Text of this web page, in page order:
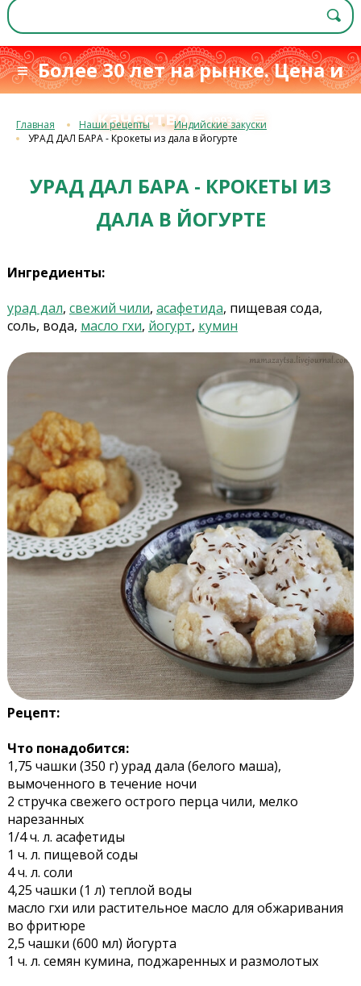
≡ Более 30 лет на рынке. Цена и
качествос 1993 г.≡
Главная Наши рецепты
Индийские закуски
УРАД ДАЛ БАРА - Крокеты из дала в йогурте
УРАД ДАЛ БАРА - КРОКЕТЫ ИЗ
ДАЛА В ЙОГУРТЕ
Ингредиенты:
урад дал, свежий чили, асафетида, пищевая сода,
соль, вода, масло гхи, йогурт, кумин
Рецепт:
Что понадобится:
1,75 чашки (350 г) урад дала (белого маша),
вымоченного в течение ночи
2 стручка свежего острого перца чили, мелко
нарезанных
1/4 ч. л. асафетиды
1 ч. л. пищевой соды
4 ч. л. соли
4,25 чашки (1 л) теплой воды
масло гхи или растительное масло для обжаривания
во фритюре
2,5 чашки (600 мл) йогурта
1 ч. л. семян кумина, поджаренных и размолотых